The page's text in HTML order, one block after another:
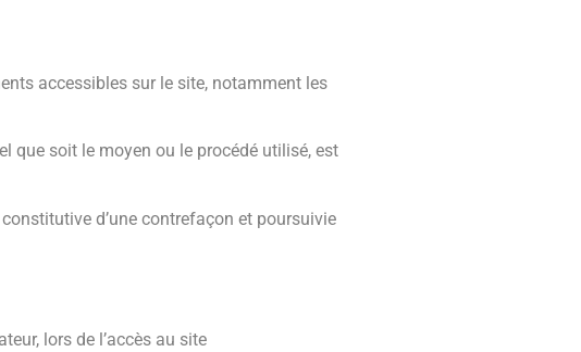
accessibles sur le site, notamment les
que soit le moyen ou le procédé utilisé, est
d’une contrefaçon et poursuivie
lors de l’accès au site